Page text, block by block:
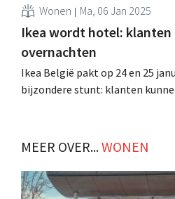
Wonen Ma, 06 Jan 2025
Ikea wordt hotel: klanten
overnachten
Ikea België pakt op 24 en 25
bijzondere stunt: klanten
MEER OVER...WONEN